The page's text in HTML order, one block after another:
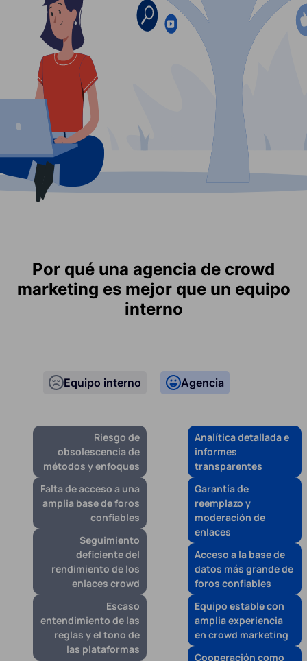
Por qué una agencia de crowd
marketing es mejor que un equipo
interno
Equipo interno
Riesgo de
obsolescencia de
métodos y enfoques
Falta de acceso a una
amplia base de foros
confiables
Seguimiento
deficiente del
rendimiento de los
enlaces crowd
Escaso
entendimiento de las
reglas y el tono de
las plataformas
Agencia
Analítica detallada e
informes
transparentes
Garantía de
reemplazo y
moderación de
enlaces
Acceso a la base de
datos más grande de
foros confiables
Equipo estable con
amplia experiencia
en crowd marketing
Cooperación como